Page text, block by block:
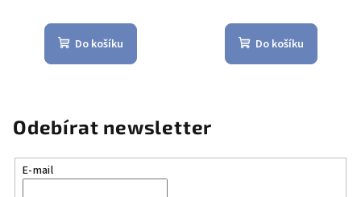
Do košíku Do košíku
Odebírat newsletter
E-mail